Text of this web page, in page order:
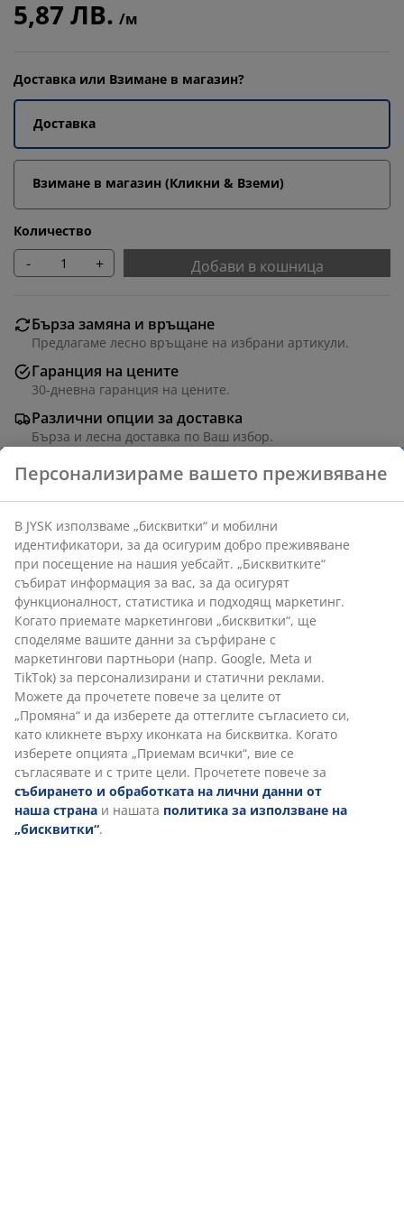
5,87 ЛВ. /м
Доставка или Взимане в магазин?
Доставка
Взимане в магазин (Кликни & Вземи)
Количество
- + Добави в кошница
Бърза замяна и връщане
Предлагаме лесно връщане на избрани артикули.
Гаранция на цените
30-дневна гаранция на цените.
Различни опции за доставка
Бърза и лесна доставка по Ваш избор.
Артикул: 5700900
Характеристики
Отзиви
(4)
Доставка
Персонализираме вашето преживяване
В JYSK използваме „бисквитки“ и мобилни
идентификатори, за да осигурим добро преживяване
при посещение на нашия уебсайт. „Бисквитките“
събират информация за вас, за да осигурят
функционалност, статистика и подходящ маркетинг.
Когато приемате маркетингови „бисквитки“, ще
споделяме вашите данни за сърфиране с
маркетингови партньори (напр. Google, Meta и
TikTok) за персонализирани и статични реклами.
Можете да прочетете повече за целите от
„Промяна“ и да изберете да оттеглите съгласието си,
като кликнете върху иконката на бисквитка. Когато
изберете опцията „Приемам всички“, вие се
съгласявате и с трите цели. Прочетете повече за
събирането и обработката на лични данни от
наша страна и нашата политика за използване на
„бисквитки“.